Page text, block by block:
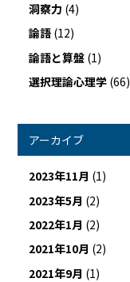
洞察力 (4)
論語 (12)
論語と算盤 (1)
選択理論心理学 (66)
アーカイブ
2023年11月 (1)
2023年5月 (2)
2022年1月 (2)
2021年10月 (2)
2021年9月 (1)